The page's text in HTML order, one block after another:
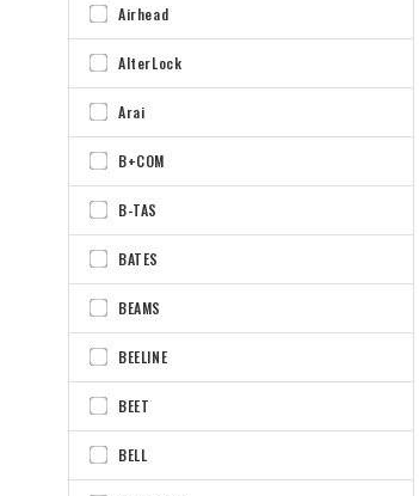
Airhead
AlterLock
Arai
B+COM
B-TAS
BATES
BEAMS
BEELINE
BEET
BELL